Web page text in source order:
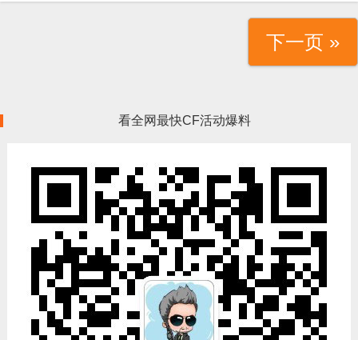
下一页 »
看全网最快CF活动爆料